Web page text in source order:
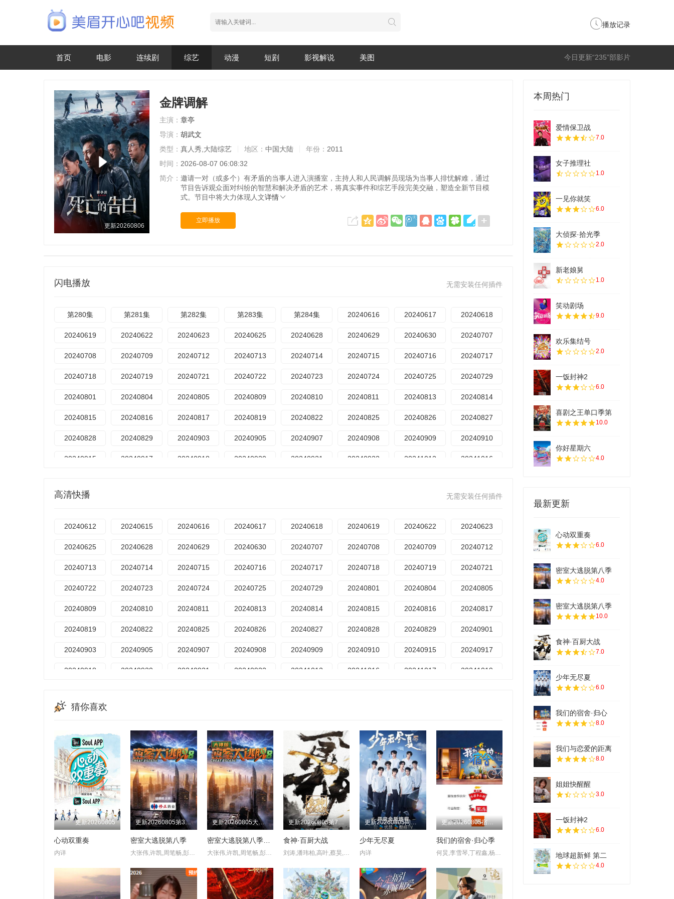
播放记录
今日更新“235”部影片
首页 电影 连续剧 综艺 动漫 短剧 影视解说 美图
更新20260806
金牌调解
主演： 章亭
导演： 胡武文
类型： 真人秀,大陆综艺 地区： 中国大陆 年份： 2011
时间： 2026-08-07 06:08:32
简介： 邀请一对（或多个）有矛盾的当事人进入演播室，主持人和人民调解员现场为当事人排忧解难，通过
节目告诉观众面对纠纷的智慧和解决矛盾的艺术，将真实事件和综艺手段完美交融，塑造全新节目模
式。节目中将大力体现人文详情
立即播放
无需安装任何插件
闪电播放
第280集 第281集 第282集 第283集 第284集 20240616 20240617 20240618
20240619 20240622 20240623 20240625 20240628 20240629 20240630 20240707
20240708 20240709 20240712 20240713 20240714 20240715 20240716 20240717
20240718 20240719 20240721 20240722 20240723 20240724 20240725 20240729
20240801 20240804 20240805 20240809 20240810 20240811 20240813 20240814
20240815 20240816 20240817 20240819 20240822 20240825 20240826 20240827
20240828 20240829 20240903 20240905 20240907 20240908 20240909 20240910
20240915 20240917 20240918 20240920 20240921 20240922 20241012 20241016
20241104 20241118
20250423
20250520 20250521 20250522 20250523 20250524 20250525 20250526 20250527
20250531 20250601 20250602 20250603 20250605 20250606 20250609 20250611
20250612 20250615 20250616 20250617 20250619 20250620 20250621 20250622
20250624 20250626 20250704 20250705 20250706 20250707 20250709 20250710
20250711 20250712 20250713 20250714 20250717 20250718 20250720 20250722
20250724 20250725 20250727 20250730 20250731 20250801 20250812
20250813 20250814 20250818 20250820 20250916 20250920 20251004 20251011
20251012 20251016 20251018 20251019 20251021 20251022 20251025 20251028
无需安装任何插件
高清快播
20240612 20240615 20240616 20240617 20240618 20240619 20240622 20240623
20240625 20240628 20240629 20240630 20240707 20240708 20240709 20240712
20240713 20240714 20240715 20240716 20240717 20240718 20240719 20240721
20240722 20240723 20240724 20240725 20240729 20240801 20240804 20240805
20240809 20240810 20240811 20240813 20240814 20240815 20240816 20240817
20240819 20240822 20240825 20240826 20240827 20240828 20240829 20240901
20240903 20240905 20240907 20240908 20240909 20240910 20240915 20240917
20240918 20240920 20240921 20240922 20241012 20241016 20241017 20241019
20241106
20241126 20241130 20241202 20241205 20241206 20241207 20241208
20241213 20241214 20241216 20241220 20241226 20241231 20250102 20250104
20250105 20250107 20250111 20250112 20250115 20250116 20250117 20250119
20250126 20250204 20250207 20250208 20250212 20250213 20250214 20250215
20250220 20250221 20250222 20250224 20250225 20250227 20250228 20250304
20250319 20250321 20250322 20250323 20250324 20250325 20250327
20250328 20250329 20250401 20250402 20250403 20250404 20250406 20250407
20250408 20250410 20250411 20250412 20250414 20250417 20250418 20250422
猜你喜欢
更新20260805
心动双重奏
内详
更新20260805第3期：公馆离情Ⅰ上
密室大逃脱第八季
大张伟,许凯,周笔畅,彭昱畅,张真源,陈哲远
更新20260805大神版第3期：密神团飙戏圆谎二
密室大逃脱第八季大神版
大张伟,许凯,周笔畅,彭昱畅,张真源,陈哲远
更新20260805第7期上
食神·百厨大战
刘涛,潘玮柏,高叶,蔡昊,梁经伦,周晓燕
更新20260805同学录
少年无尽夏
内详
更新20260805宿舍不熄灯第11期
我们的宿舍·归心季
何炅,李雪琴,丁程鑫,杨迪,吴泽林
本周热门
爱情保卫战
7.0
女子推理社
1.0
一见你就笑
6.0
大侦探·拾光季
2.0
新老娘舅
1.0
笑动剧场
9.0
欢乐集结号
2.0
一饭封神2
6.0
喜剧之王单口季第
10.0
你好星期六
4.0
最新更新
心动双重奏
6.0
密室大逃脱第八季
4.0
密室大逃脱第八季
10.0
食神·百厨大战
7.0
少年无尽夏
6.0
我们的宿舍·归心
8.0
我们与恋爱的距离
8.0
姐姐快醒醒
3.0
一饭封神2
6.0
地球超新鲜 第二
4.0